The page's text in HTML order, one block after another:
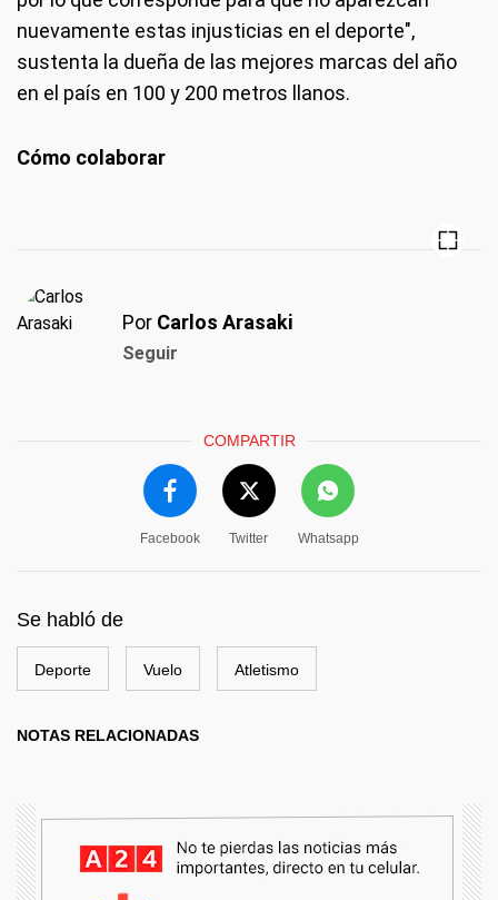
nuevamente estas injusticias en el deporte",
sustenta la dueña de las mejores marcas del año
en el país en 100 y 200 metros llanos.
Cómo colaborar
Por Carlos Arasaki
Seguir
COMPARTIR
Facebook Twitter Whatsapp
Se habló de
Deporte Vuelo Atletismo
NOTAS RELACIONADAS